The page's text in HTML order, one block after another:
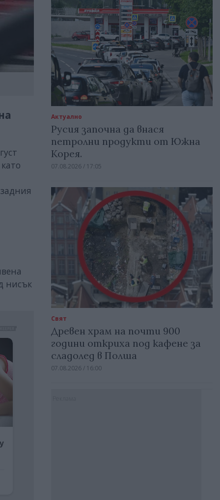
нисък
Актуално
Русия започна да внася
петролни продукти от Южна
Корея.
07.08.2026 / 17:05
Свят
Древен храм на почти 900
години откриха под кафене за
сладолед в Полша
07.08.2026 / 16:00